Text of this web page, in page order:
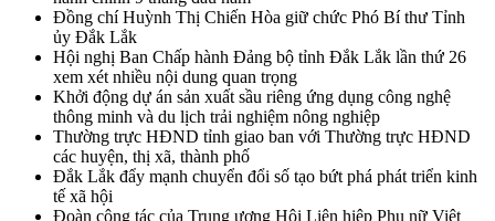
Đồng chí Huỳnh Thị Chiến Hòa giữ chức Phó Bí thư Tỉnh
ủy Đắk Lắk
Hội nghị Ban Chấp hành Đảng bộ tỉnh Đắk Lắk lần thứ 26
xem xét nhiều nội dung quan trọng
Khởi động dự án sản xuất sầu riêng ứng dụng công nghệ
thông minh và du lịch trải nghiệm nông nghiệp
Thường trực HĐND tỉnh giao ban với Thường trực HĐND
các huyện, thị xã, thành phố
Đắk Lắk đẩy mạnh chuyển đổi số tạo bứt phá phát triển kinh
tế xã hội
Đoàn công tác của Trung ương Hội Liên hiệp Phụ nữ Việt